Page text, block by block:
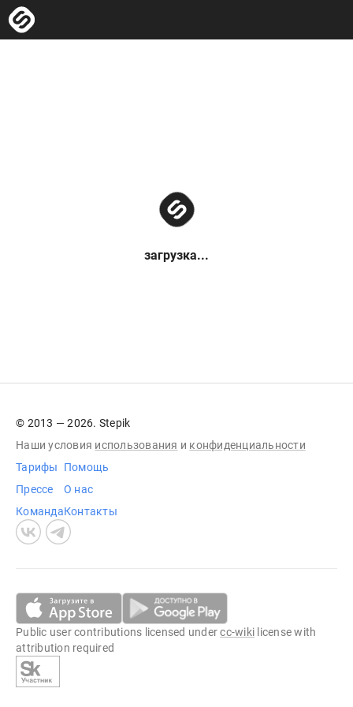
загрузка...
© 2013 — 2026. Stepik
Наши условия использования и конфиденциальности
Тарифы
Прессе
Команда
Помощь
О нас
Контакты
Public user contributions licensed undercc-wiki license with
attribution required